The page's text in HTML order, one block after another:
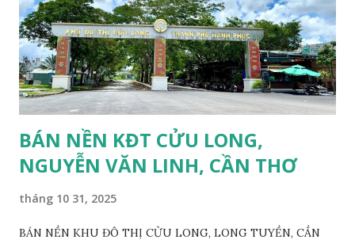
BÁN NỀN KĐT CỬU LONG,
NGUYỄN VĂN LINH, CẦN THƠ
tháng 10 31, 2025
BÁN NỀN KHU ĐÔ THỊ CỬU LONG, LONG TUYỀN, CẦN